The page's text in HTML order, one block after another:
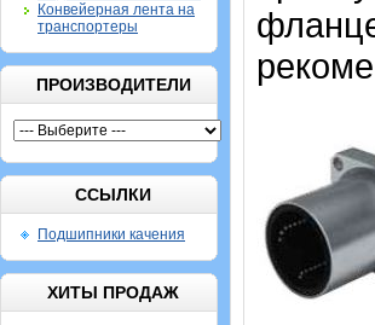
Конвейерная лента на
транспортеры
ПРОИЗВОДИТЕЛИ
ССЫЛКИ
Подшипники качения
ХИТЫ ПРОДАЖ